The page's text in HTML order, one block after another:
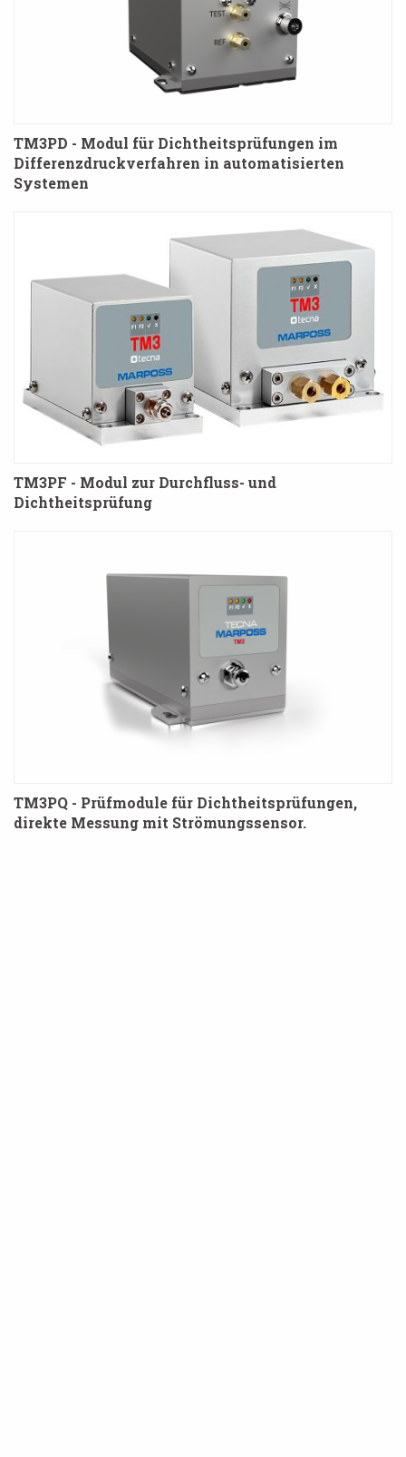
TM3PD - Modul für Dichtheitsprüfungen im
Differenzdruckverfahren in automatisierten
Systemen
TM3PF - Modul zur Durchfluss- und
Dichtheitsprüfung
TM3PQ - Prüfmodule für Dichtheitsprüfungen,
direkte Messung mit Strömungssensor.